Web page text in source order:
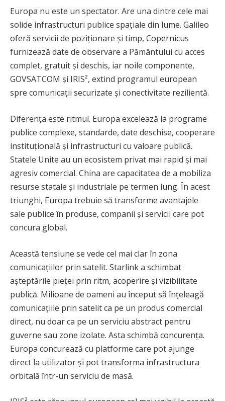
Europa nu este un spectator. Are una dintre cele mai
solide infrastructuri publice spațiale din lume. Galileo
oferă servicii de poziționare și timp, Copernicus
furnizează date de observare a Pământului cu acces
complet, gratuit și deschis, iar noile componente,
GOVSATCOM și IRIS², extind programul european
spre comunicații securizate și conectivitate rezilientă.
Diferența este ritmul. Europa excelează la programe
publice complexe, standarde, date deschise, cooperare
instituțională și infrastructuri cu valoare publică.
Statele Unite au un ecosistem privat mai rapid și mai
agresiv comercial. China are capacitatea de a mobiliza
resurse statale și industriale pe termen lung. În acest
triunghi, Europa trebuie să transforme avantajele
sale publice în produse, companii și servicii care pot
concura global.
Această tensiune se vede cel mai clar în zona
comunicațiilor prin satelit. Starlink a schimbat
așteptările pieței prin ritm, acoperire și vizibilitate
publică. Milioane de oameni au început să înțeleagă
comunicațiile prin satelit ca pe un produs comercial
direct, nu doar ca pe un serviciu abstract pentru
guverne sau zone izolate. Asta schimbă concurența.
Europa concurează cu platforme care pot ajunge
direct la utilizator și pot transforma infrastructura
orbitală într-un serviciu de masă.